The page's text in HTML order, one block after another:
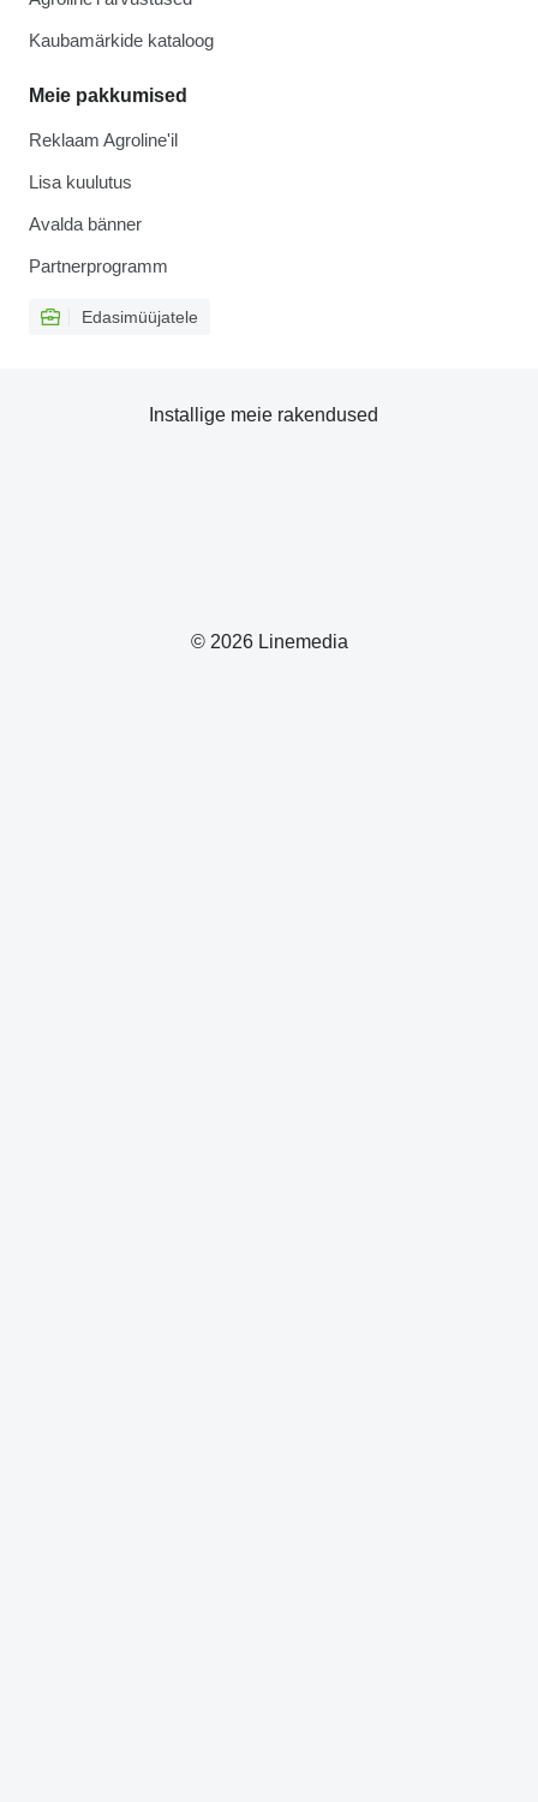
Kaubamärkide kataloog
Meie pakkumised
Reklaam Agroline'il
Lisa kuulutus
Avalda bänner
Partnerprogramm
Edasimüüjatele
© 2026 Linemedia
Installige meie rakendused